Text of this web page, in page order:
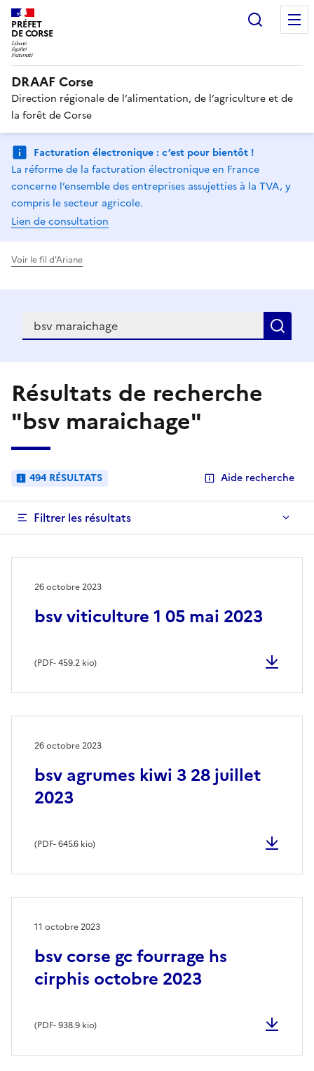
PRÉFET
DE CORSE
DRAAF Corse
Direction régionale de l’alimentation, de l’agriculture et de
la forêt de Corse
Facturation électronique : c’est pour bientôt !
La réforme de la facturation électronique en France
concerne l’ensemble des entreprises assujetties à la TVA, y
compris le secteur agricole.
Lien de consultation
Voir le fil d'Ariane
Recherche
Résultats de recherche
"bsv maraichage"
494 RÉSULTATS Aide recherche
Filtrer les résultats
bsv viticulture 1 05 mai 2023
26 octobre 2023
(PDF- 459.2 kio)
bsv agrumes kiwi 3 28 juillet
2023
26 octobre 2023
(PDF- 645.6 kio)
bsv corse gc fourrage hs
cirphis octobre 2023
11 octobre 2023
(PDF- 938.9 kio)